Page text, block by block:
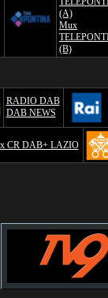
(A)
Mux
(B)
RADIO DAB
DAB NEWS
CR DAB+ LAZIO